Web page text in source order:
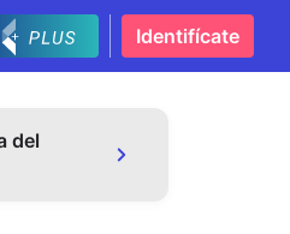
Identifícate
del